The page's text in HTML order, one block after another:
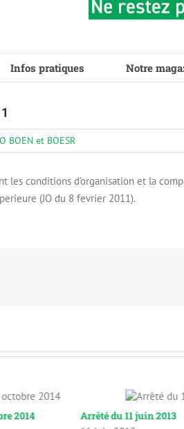
Infos pratiques Notre
BOEN et BOESR
les conditions d’organisation et la
(JO du 8 fevrier 2011).
2014 Arrêté du 11 juin 2013